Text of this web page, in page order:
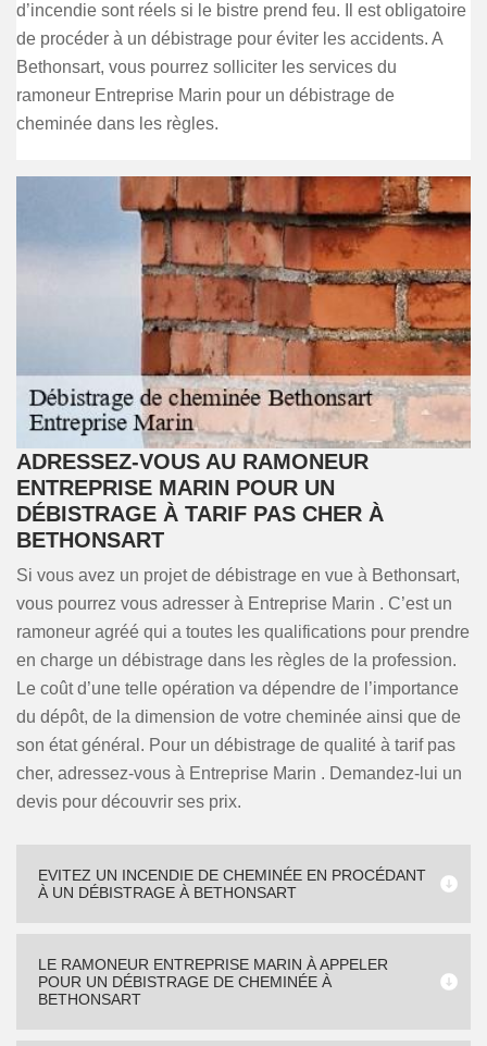
d’incendie sont réels si le bistre prend feu. Il est obligatoire
de procéder à un débistrage pour éviter les accidents. A
Bethonsart, vous pourrez solliciter les services du
ramoneur Entreprise Marin pour un débistrage de
cheminée dans les règles.
ADRESSEZ-VOUS AU RAMONEUR
ENTREPRISE MARIN POUR UN
DÉBISTRAGE À TARIF PAS CHER À
BETHONSART
Si vous avez un projet de débistrage en vue à Bethonsart,
vous pourrez vous adresser à Entreprise Marin . C’est un
ramoneur agréé qui a toutes les qualifications pour prendre
en charge un débistrage dans les règles de la profession.
Le coût d’une telle opération va dépendre de l’importance
du dépôt, de la dimension de votre cheminée ainsi que de
son état général. Pour un débistrage de qualité à tarif pas
cher, adressez-vous à Entreprise Marin . Demandez-lui un
devis pour découvrir ses prix.
EVITEZ UN INCENDIE DE CHEMINÉE EN PROCÉDANT
À UN DÉBISTRAGE À BETHONSART
LE RAMONEUR ENTREPRISE MARIN À APPELER
POUR UN DÉBISTRAGE DE CHEMINÉE À
BETHONSART